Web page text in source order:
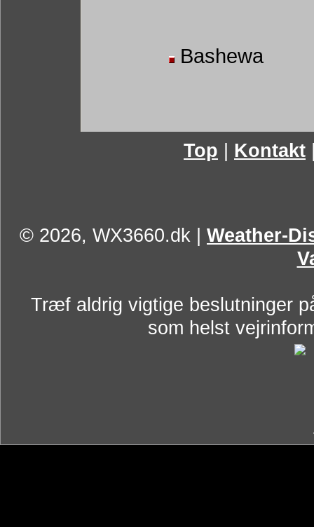
Bashewa
Top Kontakt
© 2026, WX3660.dk
Weather-
Træf aldrig vigtige beslutninger
som helst